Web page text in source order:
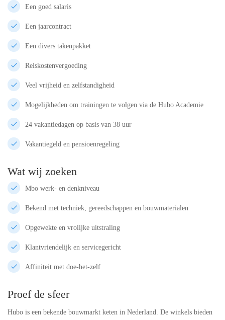
Een goed salaris
Een jaarcontract
Een divers takenpakket
Reiskostenvergoeding
Veel vrijheid en zelfstandigheid
Mogelijkheden om trainingen te volgen via de Hubo Academie
24 vakantiedagen op basis van 38 uur
Vakantiegeld en pensioenregeling
Wat wij zoeken
Mbo werk- en denkniveau
Bekend met techniek, gereedschappen en bouwmaterialen
Opgewekte en vrolijke uitstraling
Klantvriendelijk en servicegericht
Affiniteit met doe-het-zelf
Proef de sfeer
Hubo is een bekende bouwmarkt keten in Nederland. De winkels bieden